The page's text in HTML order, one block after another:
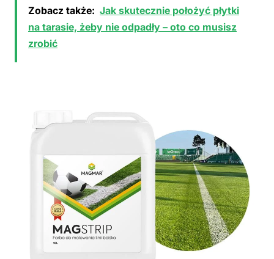
Zobacz także: Jak skutecznie położyć płytki
na tarasie, żeby nie odpadły – oto co musisz
zrobić